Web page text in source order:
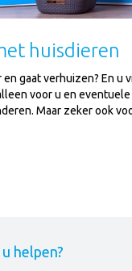
huisdieren
gaat verhuizen? En u
voor u en
Maar zeker ook
helpen?